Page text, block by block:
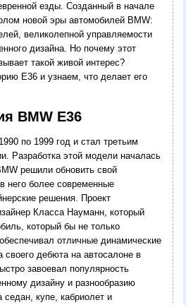
езды. Созданный в начале
новой эры автомобилей BMW:
великолепной управляемости
дизайна. Но почему этот
такой живой интерес?
E36 и узнаем, что делает его
BMW E36
по 1999 год и стал третьим
Разработка этой модели началась
решили обновить свой
него более современные
решения. Проект
Класса Науманн, который
который бы не только
отличные динамические
своего дебюта на автосалоне в
завоевал популярность
дизайну и разнообразию
купе, кабриолет и